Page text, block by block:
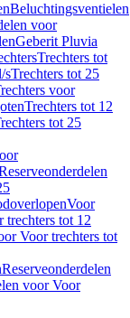
Beluchtingsventielen
voor
Geberit Pluvia
Trechters tot
sTrechters tot 25
voor
Trechters tot 12
tot 25
Voor
trechters tot 12
Voor trechters tot
Reserveonderdelen
voor Voor